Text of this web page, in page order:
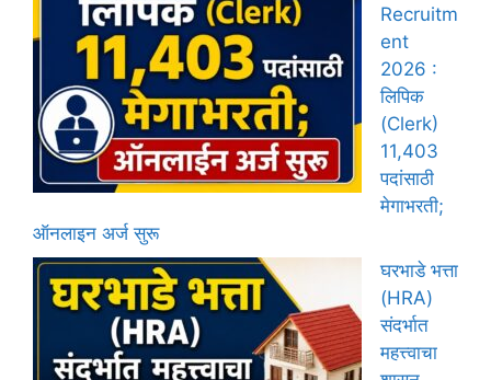
Recruitm
ent
2026 :
लिपिक
(Clerk)
11,403
पदांसाठी
मेगाभरती;
ऑनलाइन अर्ज सुरू
घरभाडे भत्ता
(HRA)
संदर्भात
महत्त्वाचा